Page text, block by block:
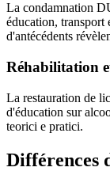
La condamnation
éducation, transport
d'antécédents
Réhabilitation
La restauration de
d'éducation sur
teorici e pratici.
Différences